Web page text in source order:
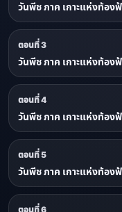
วันพีช ภาค เกาะแห่งท้อง
ตอนที่ 3
วันพีช ภาค เกาะแห่งท้อง
ตอนที่ 4
วันพีช ภาค เกาะแห่งท้อง
ตอนที่ 5
วันพีช ภาค เกาะแห่งท้อง
ตอนที่ 6